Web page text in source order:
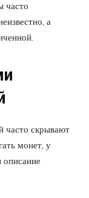
часто
а
часто скрывают
монет, у
описание